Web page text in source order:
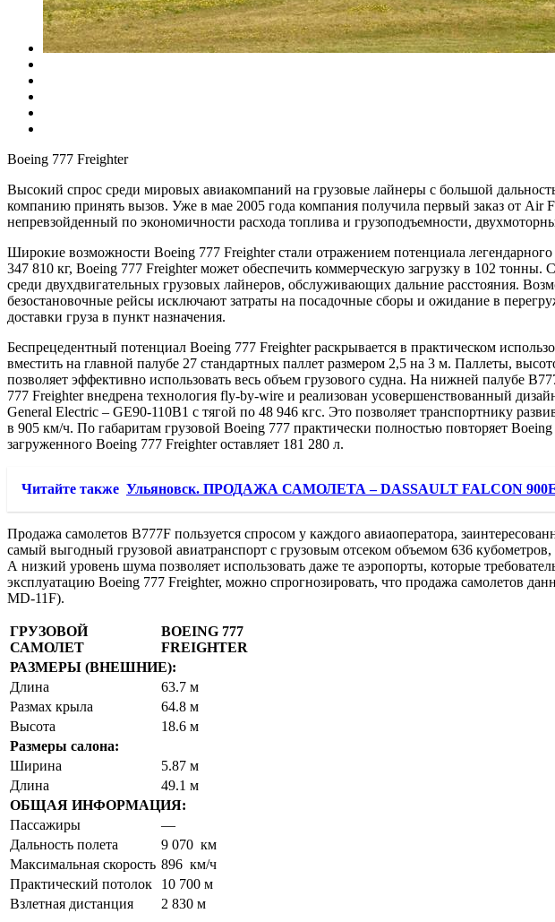
Boeing 777 Freighter
Высокий спрос среди мировых авиакомпаний на грузовые лайнеры с большой
компанию принять вызов. Уже в мае 2005 года компания получила первый заказ от
непревзойденный по экономичности расхода топлива и грузоподъемности,
Широкие возможности Boeing 777 Freighter стали отражением потенциала
347 810 кг, Boeing 777 Freighter может обеспечить коммерческую загрузку в 102 тонны.
среди двухдвигательных грузовых лайнеров, обслуживающих дальние расстояния.
безостановочные рейсы исключают затраты на посадочные сборы и ожидание в
доставки груза в пункт назначения.
Беспрецедентный потенциал Boeing 777 Freighter раскрывается в практическом
вместить на главной палубе 27 стандартных паллет размером 2,5 на 3 м. Паллеты,
позволяет эффективно использовать весь объем грузового судна. На нижней палубе
777 Freighter внедрена технология fly-by-wire и реализован усовершенствованный
General Electric – GE90-110B1 с тягой по 48 946 кгс. Это позволяет транспортнику
в 905 км/ч. По габаритам грузовой Boeing 777 практически полностью повторяет
загруженного Boeing 777 Freighter оставляет 181 280 л.
Читайте также Ульяновск. ПРОДАЖА САМОЛЕТА – DASSAULT FALCON
Продажа самолетов B777F пользуется спросом у каждого авиаоператора,
самый выгодный грузовой авиатранспорт с грузовым отсеком объемом 636
А низкий уровень шума позволяет использовать даже те аэропорты, которые
эксплуатацию Boeing 777 Freighter, можно спрогнозировать, что продажа самолетов
MD-11F).
ГРУЗОВОЙ
САМОЛЕТ
BOEING 777
FREIGHTER
РАЗМЕРЫ (ВНЕШНИЕ):
Длина
63.7 м
Размах крыла
64.8 м
Высота
18.6 м
Размеры салона:
Ширина
5.87 м
Длина
49.1 м
ОБЩАЯ ИНФОРМАЦИЯ:
Пассажиры
—
Дальность полета
9 070 км
Максимальная скорость 896 км/ч
Практический потолок
10 700 м
Взлетная дистанция
2 830 м